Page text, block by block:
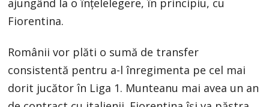
Fiorentina.
Românii vor plăti o sumă de transfer
consistentă pentru a-l înregimenta pe cel mai
dorit jucător în Liga 1. Munteanu mai avea un an